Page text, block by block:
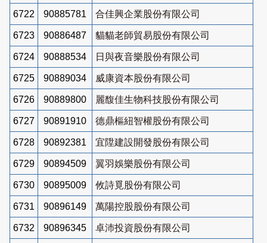
6722 90885781 合佳興企業股份有限公司
6723 90886487 貓貓老師貿易股份有限公司
6724 90888534 日與夜音樂股份有限公司
6725 90889034 威康資本股份有限公司
6726 90889800 麗馥佳生物科技股份有限公司
6727 90891910 德鼎樞紐智權股份有限公司
6728 90892381 宜陞建設開發股份有限公司
6729 90894509 翼羽娛樂股份有限公司
6730 90895009 攸詩覓股份有限公司
6731 90896149 萬陽控股股份有限公司
6732 90896345 卓沛投資股份有限公司